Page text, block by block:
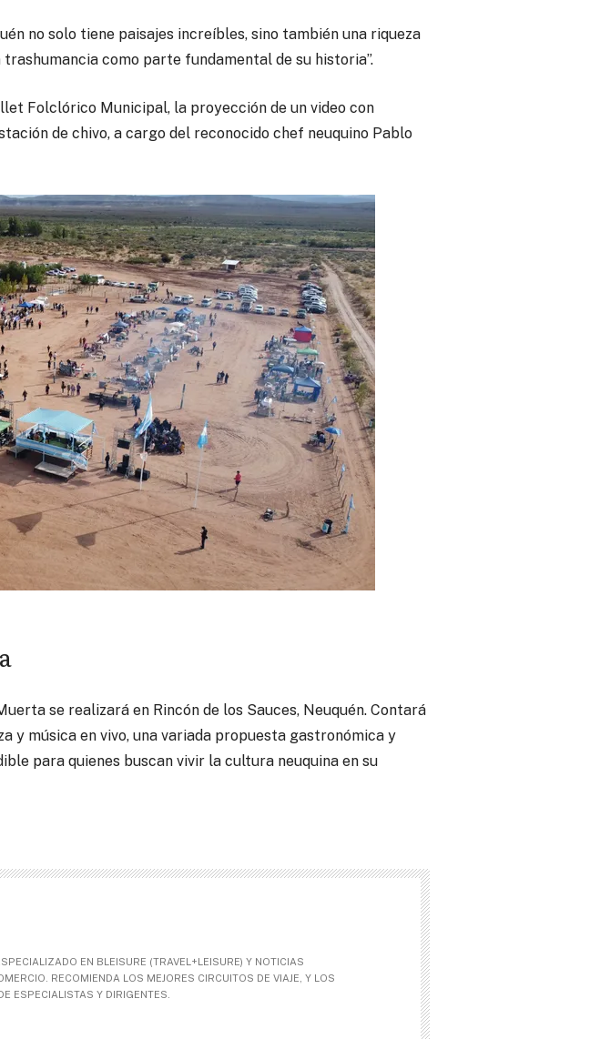
no solo tiene paisajes increíbles, sino también una riqueza
como parte fundamental de su historia”.
Folclórico Municipal, la proyección de un video con
de chivo, a cargo del reconocido chef neuquino Pablo
se realizará en Rincón de los Sauces, Neuquén. Contará
y música en vivo, una variada propuesta gastronómica y
para quienes buscan vivir la cultura neuquina en su
EN BLEISURE (TRAVEL+LEISURE) Y NOTICIAS
RECOMIENDA LOS MEJORES CIRCUITOS DE VIAJE, Y LOS
ESPECIALISTAS Y DIRIGENTES.